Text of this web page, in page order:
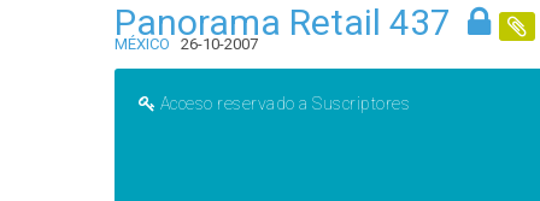
Panorama Retail 437
MÉXICO 26-10-2007
Acceso reservado a Suscriptores